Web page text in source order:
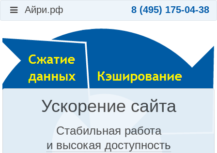
Айри.рф 8 (495) 175-04-38
Ускорение сайта
Стабильная работа
и высокая доступность